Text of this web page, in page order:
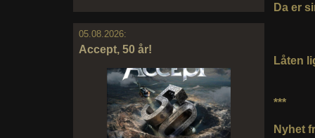
05.08.2026:
Accept, 50 år!
Da er
Låten
***
Nyhet